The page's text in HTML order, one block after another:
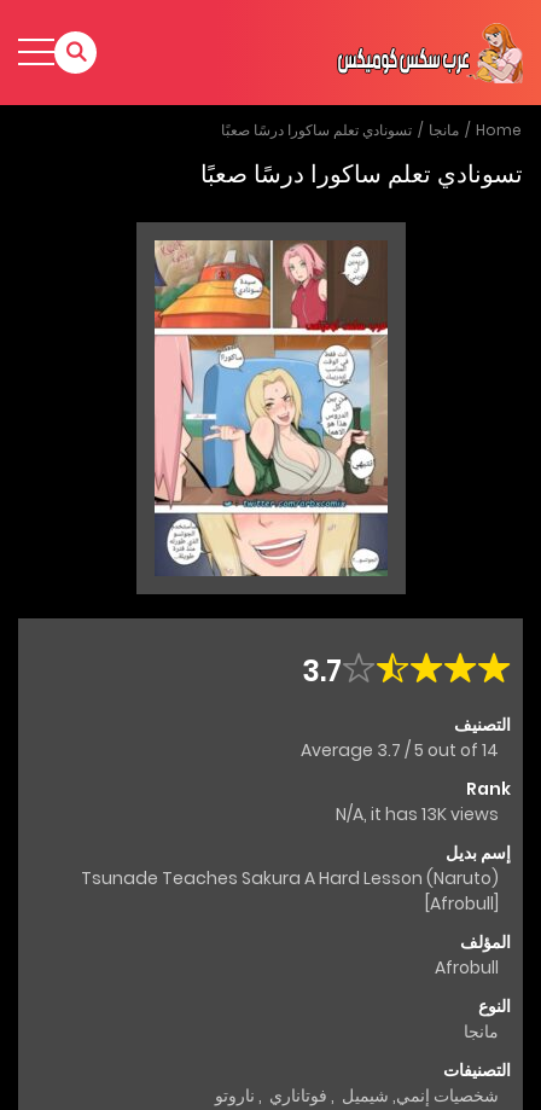
Home مانجا تسونادي تعلم ساكورا درسًا صعبًا
تسونادي تعلم ساكورا درسًا صعبًا
3.7
التصنيف
Average 3.7 /5 out of 14
Rank
N/A, it has 13K views
إسم بديل
Tsunade Teaches Sakura A Hard Lesson (Naruto)
[Afrobull]
المؤلف
Afrobull
النوع
مانجا
التصنيفات
شخصيات إنمي, شيميل , فوتاناري , ناروتو